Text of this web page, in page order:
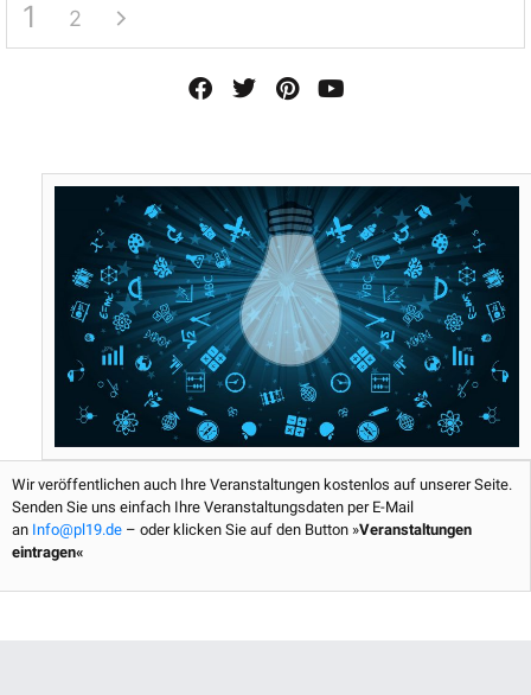
1 2
a
c
o
o
k
w
i
e
i
n
r
e
s
o
u
b
e
Wir veröffentlichen auch Ihre Veranstaltungen kostenlos auf unserer Seite.
Senden Sie uns einfach Ihre Veranstaltungsdaten per E-Mail
an Info@pl19.de – oder klicken Sie auf den Button »Veranstaltungen
eintragen«